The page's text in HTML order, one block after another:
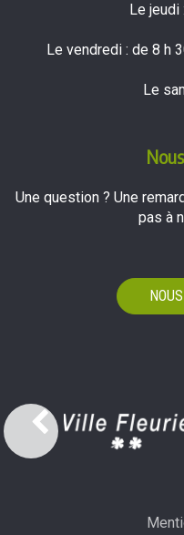
Le jeudi
Le vendredi : de 8 h
Le
Une question ? Une
pas à